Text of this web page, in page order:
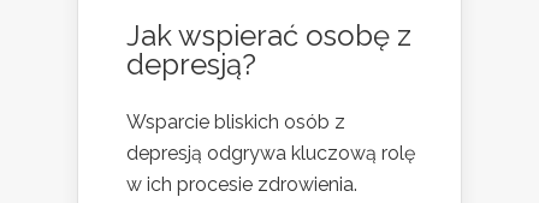
Jak wspierać osobę z
depresją?
Wsparcie bliskich osób z
depresją odgrywa kluczową rolę
w ich procesie zdrowienia.